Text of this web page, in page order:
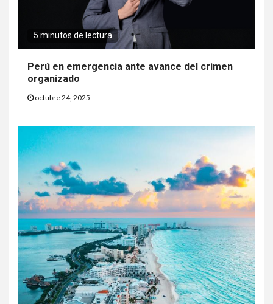
5 minutos de lectura
Perú en emergencia ante avance del crimen
organizado
octubre 24, 2025